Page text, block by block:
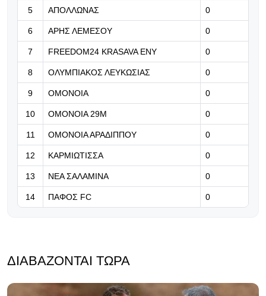
Το Ελεγκτικό Συνέδριο «πάγωσε»
τα έργα στο ΣΕΦ,
επαναπροκηρύσσεται το έργο
07.08.2026 | 17:32
Αποθέωση Όγιος για τον Μέσι μετά
το νέο του σόου: «Είναι ο Πικάσο
του ποδοσφαίρου»
07.08.2026 | 17:19
Πάφος: Τα εισιτήρια για τον
επαναληπτικό
5 ΑΠΟΛΛΩΝΑΣ 0
6 ΑΡΗΣ ΛΕΜΕΣΟΥ 0
7 FREEDOM24 KRASAVA ΕΝΥ 0
8 ΟΛΥΜΠΙΑΚΟΣ ΛΕΥΚΩΣΙΑΣ 0
9 ΟΜΟΝΟΙΑ 0
10 ΟΜΟΝΟΙΑ 29Μ 0
11 ΟΜΟΝΟΙΑ ΑΡΑΔΙΠΠΟΥ 0
12 ΚΑΡΜΙΩΤΙΣΣΑ 0
13 ΝΕΑ ΣΑΛΑΜΙΝΑ 0
14 ΠΑΦΟΣ FC 0
ΔΙΑΒΆΖΟΝΤΑΙ ΤΏΡΑ